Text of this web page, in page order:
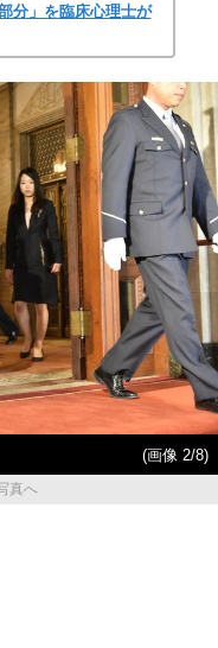
分」を臨床心理士が
(画像 2/8)
真へ